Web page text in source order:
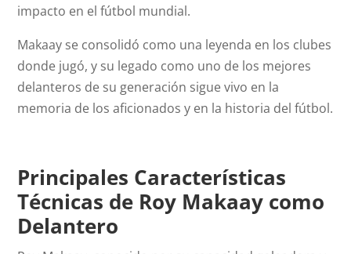
impacto en el fútbol mundial.
Makaay se consolidó como una leyenda en los clubes
donde jugó, y su legado como uno de los mejores
delanteros de su generación sigue vivo en la
memoria de los aficionados y en la historia del fútbol.
Principales Características
Técnicas de Roy Makaay como
Delantero